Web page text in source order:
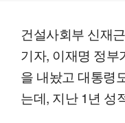
건설사회부 신재
기자, 이재명 정부
을 내놨고 대통령
는데, 지난 1년 성